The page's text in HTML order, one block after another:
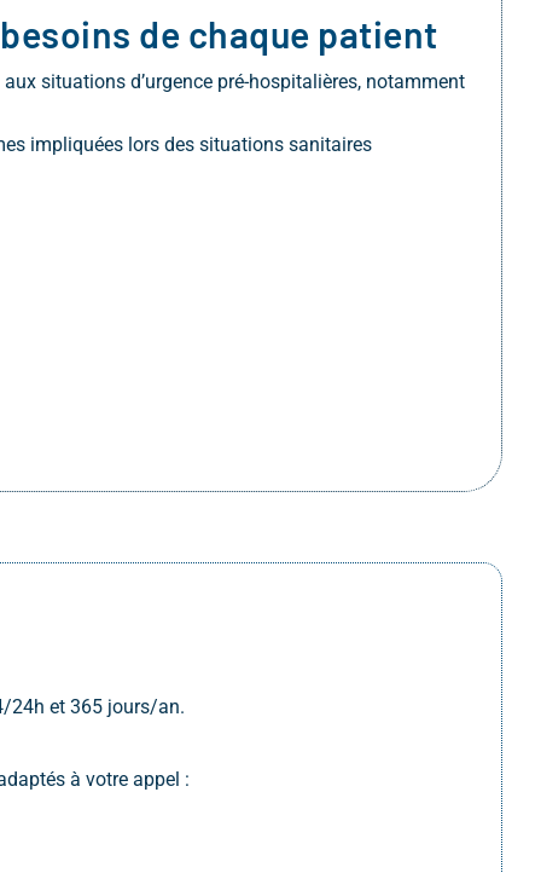
de chaque patient
situations d’urgence pré-hospitalières, notamment
impliquées lors des situations sanitaires
24h et 365 jours/an.
à votre appel :